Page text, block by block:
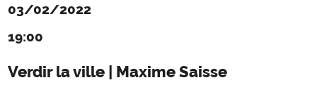
03/02/2022
19:00
Verdir la ville | Maxime Saisse